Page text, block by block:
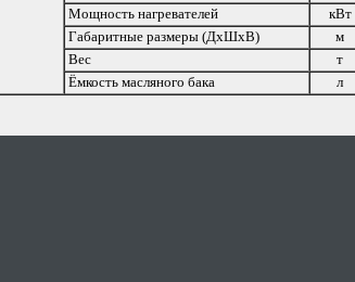
Мощность нагревателей
кВт
Габаритные размеры (ДхШхВ)
м
Вес
т
Ёмкость масляного бака
л